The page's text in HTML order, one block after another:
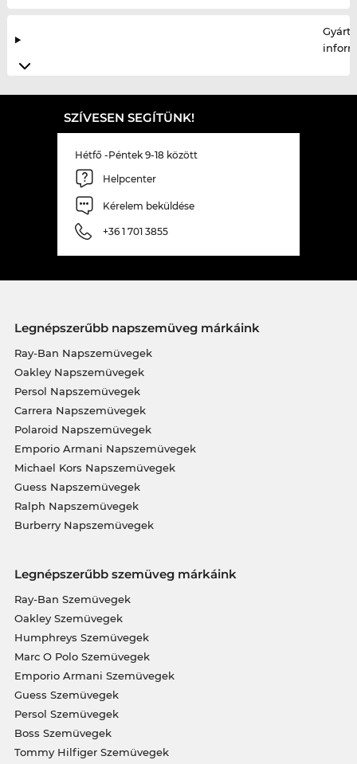
SZÍVESEN SEGÍTÜNK!
Hétfő -Péntek 9-18 között
Helpcenter
Kérelem beküldése
+36 1 701 3855
Legnépszerűbb napszemüveg márkáink
Ray-Ban Napszemüvegek
Oakley Napszemüvegek
Persol Napszemüvegek
Carrera Napszemüvegek
Polaroid Napszemüvegek
Emporio Armani Napszemüvegek
Michael Kors Napszemüvegek
Guess Napszemüvegek
Ralph Napszemüvegek
Burberry Napszemüvegek
Legnépszerűbb szemüveg márkáink
Ray-Ban Szemüvegek
Oakley Szemüvegek
Humphreys Szemüvegek
Marc O Polo Szemüvegek
Emporio Armani Szemüvegek
Guess Szemüvegek
Persol Szemüvegek
Boss Szemüvegek
Tommy Hilfiger Szemüvegek